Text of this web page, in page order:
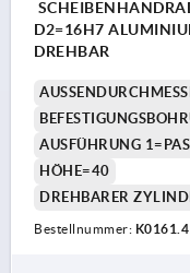
D2=16H7
DREHBAR
AUSFÜHRUNG
HÖHE=40
DREHBARER
Bestellnummer: